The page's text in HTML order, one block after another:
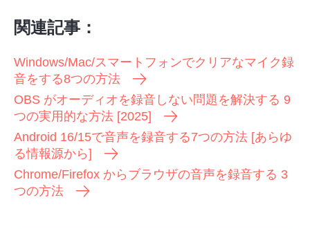
関連記事：
Windows/Mac/スマートフォンでクリアなマイク録
音をする8つの方法
OBS がオーディオを録音しない問題を解決する 9
つの実用的な方法 [2025]
Android 16/15で音声を録音する7つの方法 [あらゆ
る情報源から]
Chrome/Firefox からブラウザの音声を録音する 3
つの方法